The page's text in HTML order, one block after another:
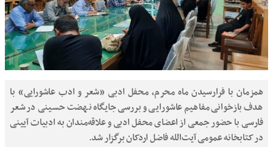
همزمان با فرارسیدن ماه محرم، محفل ادبی «شعر و ادب عاشورایی» با
هدف بازخوانی مفاهیم عاشورایی و بررسی جایگاه نهضت حسینی در شعر
فارسی با حضور جمعی از اعضای محفل ادبی و علاقه‌مندان به ادبیات آیینی
در کتابخانه عمومی آیت‌الله فاضل اردکان برگزار شد.